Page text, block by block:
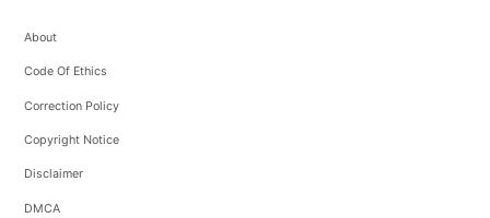
About
Code Of Ethics
Correction Policy
Copyright Notice
Disclaimer
DMCA